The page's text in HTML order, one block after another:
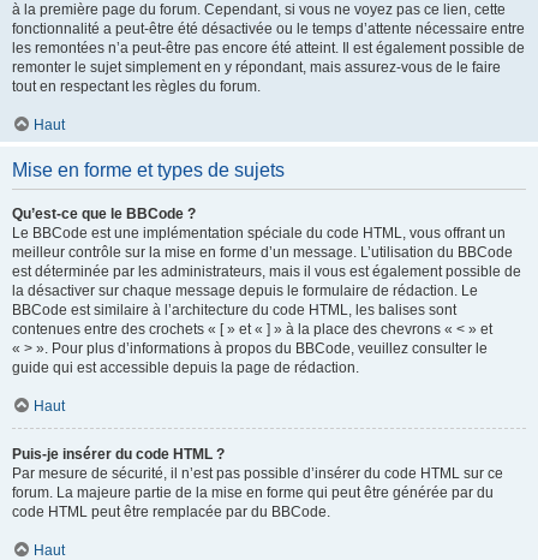
à la première page du forum. Cependant, si vous ne voyez pas ce lien, cette
fonctionnalité a peut-être été désactivée ou le temps d’attente nécessaire entre
les remontées n’a peut-être pas encore été atteint. Il est également possible de
remonter le sujet simplement en y répondant, mais assurez-vous de le faire
tout en respectant les règles du forum.
Haut
Mise en forme et types de sujets
Qu’est-ce que le BBCode ?
Le BBCode est une implémentation spéciale du code HTML, vous offrant un
meilleur contrôle sur la mise en forme d’un message. L’utilisation du BBCode
est déterminée par les administrateurs, mais il vous est également possible de
la désactiver sur chaque message depuis le formulaire de rédaction. Le
BBCode est similaire à l’architecture du code HTML, les balises sont
contenues entre des crochets « [ » et « ] » à la place des chevrons « < » et
« > ». Pour plus d’informations à propos du BBCode, veuillez consulter le
guide qui est accessible depuis la page de rédaction.
Haut
Puis-je insérer du code HTML ?
Par mesure de sécurité, il n’est pas possible d’insérer du code HTML sur ce
forum. La majeure partie de la mise en forme qui peut être générée par du
code HTML peut être remplacée par du BBCode.
Haut